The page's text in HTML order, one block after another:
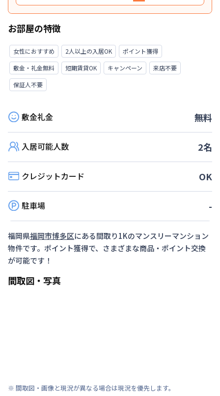
特典内容
介いたします。※条件に合致しない場合、別途御
見積書にてご提示いたします。
利用条件
用日数が20日以上・利用開始日が「受付日の翌日
から起算して７日以内」
対象期間
▶予定数に達し次第、予告なく終了します。
お部屋の特徴
女性におすすめ 2人以上の入居OK
ポイント獲得
敷金・礼金無料
短期賃貸OK キャンペーン
来店不要
保証人不要
敷金礼金 無料
入居可能人数 2名
クレジットカード OK
駐車場 -
福岡県福岡市博多区にある間取り1Kのマンスリーマンション
物件です。ポイント獲得で、さまざまな商品・ポイント交換
が可能です！
間取図・写真
※ 間取図・画像と現況が異なる場合は現況を優先します。